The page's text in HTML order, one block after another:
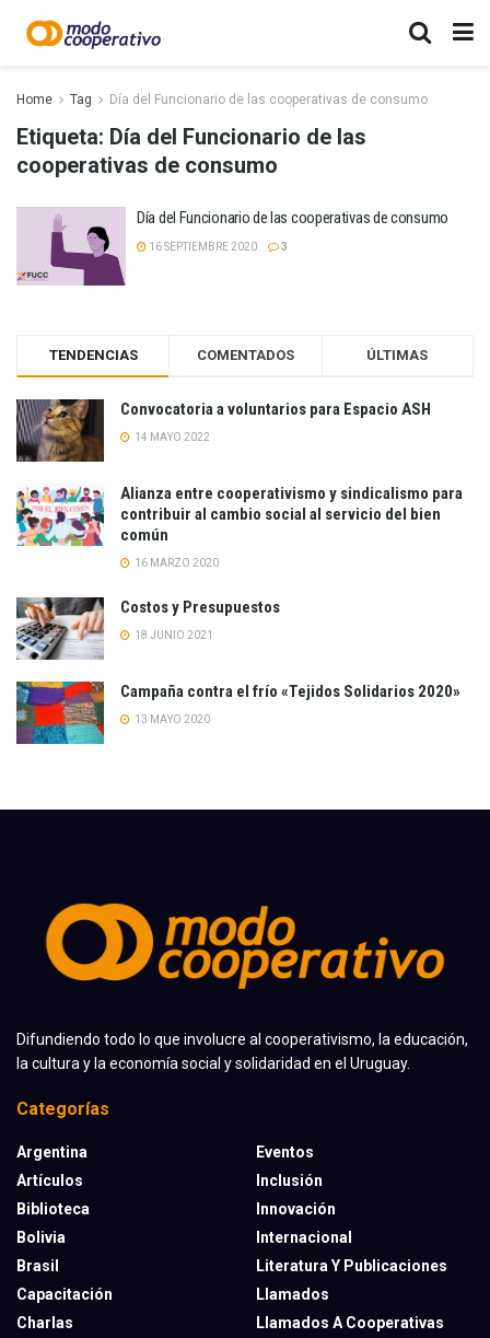
Home Tag Día del Funcionario de las cooperativas de consumo
Etiqueta: Día del Funcionario de las
cooperativas de consumo
Día del Funcionario de las cooperativas de consumo
16 SEPTIEMBRE 2020 3
TENDENCIAS COMENTADOS ÚLTIMAS
Convocatoria a voluntarios para Espacio ASH
14 MAYO 2022
Alianza entre cooperativismo y sindicalismo para
contribuir al cambio social al servicio del bien
común
16 MARZO 2020
Costos y Presupuestos
18 JUNIO 2021
Campaña contra el frío «Tejidos Solidarios 2020»
13 MAYO 2020
Difundiendo todo lo que involucre al cooperativismo, la educación,
la cultura y la economía social y solidaridad en el Uruguay.
Categorías
Argentina
Artículos
Biblioteca
Bolivia
Brasil
Capacitación
Charlas
Eventos
Inclusión
Innovación
Internacional
Literatura Y Publicaciones
Llamados
Llamados A Cooperativas